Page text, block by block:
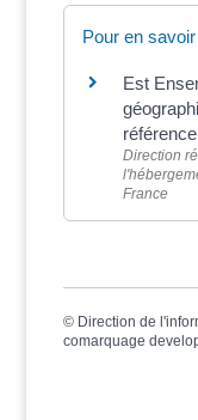
Pour en
Est
référence
Direction
France
© Direction de
comarquage